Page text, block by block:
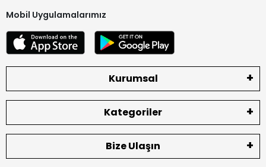
Mobil Uygulamalarımız
Kurumsal
Kategoriler
Bize Ulaşın